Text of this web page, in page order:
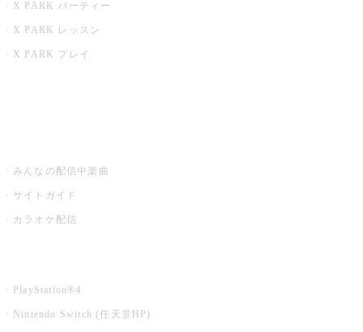
X PARK パーティー
X PARK レッスン
X PARK プレイ
みんなの配信中楽曲
サイトガイド
カラオケ配信
PlayStation®4
Nintendo Switch (任天堂HP)